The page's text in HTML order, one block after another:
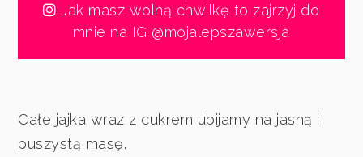
Jak masz wolną chwilkę to zajrzyj do
mnie na IG @mojalepszawersja
Całe jajka wraz z cukrem ubijamy na jasną i
puszystą masę.